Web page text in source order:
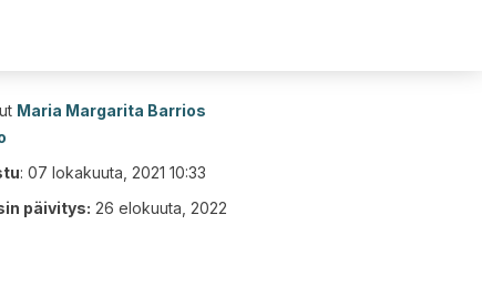
Maria Margarita Barrios
: 07 lokakuuta, 2021 10:33
päivitys: 26 elokuuta, 2022